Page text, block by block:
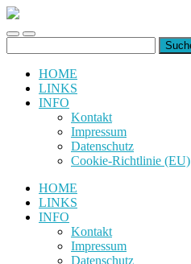
uiuiuiuiuiuiui.de
Toggle
mobile
Toggle
search
nach:
HOME
LINKS
INFO
Kontakt
Impressum
Datenschutz
Cookie-Richtlinie (EU)
HOME
LINKS
INFO
Kontakt
Impressum
Datenschutz